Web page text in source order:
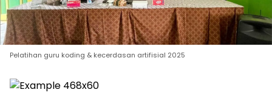
Pelatihan guru koding & kecerdasan artifisial 2025